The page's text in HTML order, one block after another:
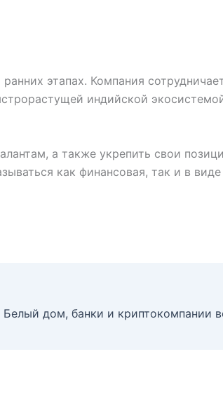
этапах. Компания
индийской
а также укрепить свои
как финансовая, так и в виде